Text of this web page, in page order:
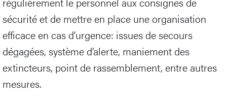
sécurité et de mettre en place une organisation
efficace en cas d’urgence: issues de secours
dégagées, système d’alerte, maniement des
extincteurs, point de rassemblement, entre autres
mesures.